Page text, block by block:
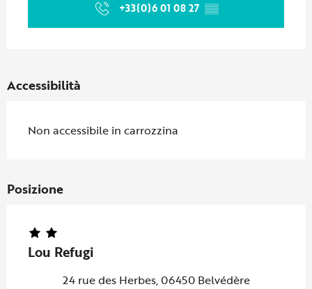
+33(0)6 01 08 27 ▒▒
Accessibilità
Non accessibile in carrozzina
Posizione
Lou Refugi
24 rue des Herbes, 06450 Belvédère